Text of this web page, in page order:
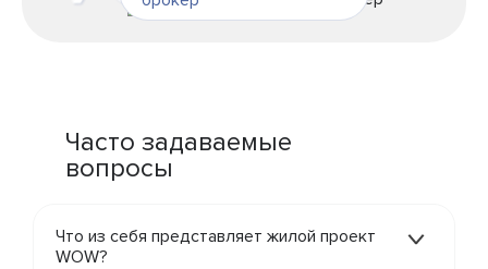
Часто задаваемые
вопросы
Что из себя представляет жилой проект
WOW?